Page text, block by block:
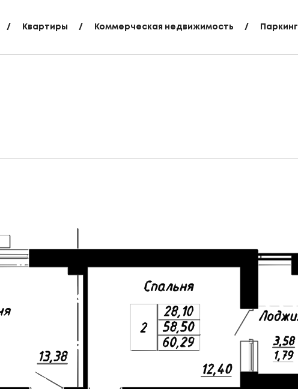
Квартиры Коммерческая недвижимость Паркинг